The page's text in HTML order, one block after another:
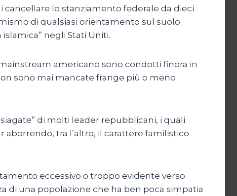
cancellare lo stanziamento federale da dieci
di qualsiasi orientamento sul suolo
negli Stati Uniti.
americano sono condotti finora in
sono mai mancate frange più o meno
di molti leader repubblicani, i quali
tra l’altro, il carattere familistico
eccessivo o troppo evidente verso
di una popolazione che ha ben poca simpatia